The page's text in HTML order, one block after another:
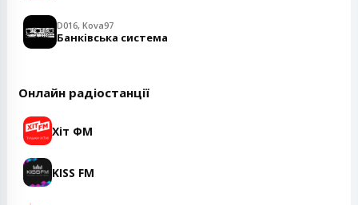
D016, Kova97
Банківська система
Онлайн радіостанції
Хіт ФМ
KISS FM